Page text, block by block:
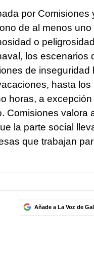
por Comisiones
de al menos
o
los escenarios
de inseguridad
hasta los
horas, a
Comisiones valora
la parte social
que trabajan
Añade a La Voz de